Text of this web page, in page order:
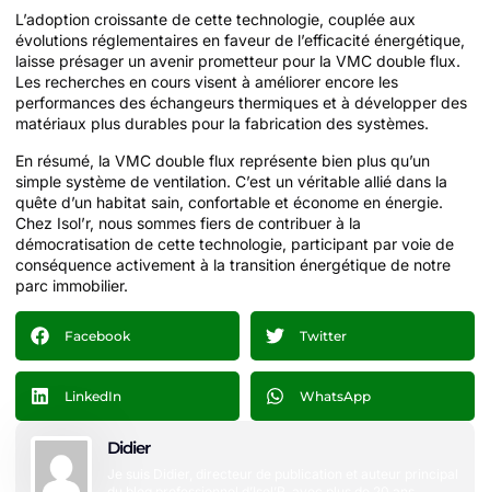
L’adoption croissante de cette technologie, couplée aux
évolutions réglementaires en faveur de l’efficacité énergétique,
laisse présager un avenir prometteur pour la VMC double flux.
Les recherches en cours visent à améliorer encore les
performances des échangeurs thermiques et à développer des
matériaux plus durables pour la fabrication des systèmes.
En résumé, la VMC double flux représente bien plus qu’un
simple système de ventilation. C’est un véritable allié dans la
quête d’un habitat sain, confortable et économe en énergie.
Chez Isol’r, nous sommes fiers de contribuer à la
démocratisation de cette technologie, participant par voie de
conséquence activement à la transition énergétique de notre
parc immobilier.
Facebook Twitter
LinkedIn WhatsApp
Didier